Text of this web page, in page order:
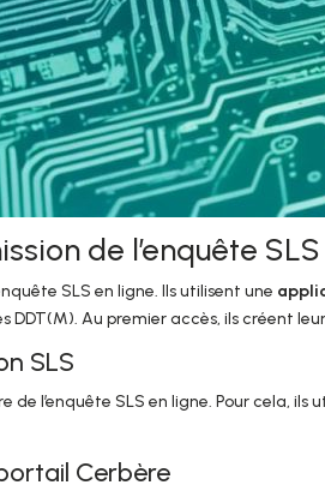
de l’enquête SLS
SLS en ligne. Ils utilisent une
Au premier accès, ils créent leur
SLS
l’enquête SLS en ligne. Pour cela, ils
Cerbère